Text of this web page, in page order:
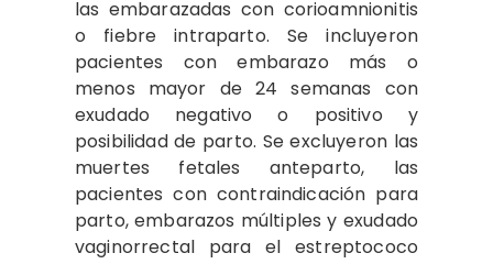
las embarazadas con corioamnionitis
o fiebre intraparto. Se incluyeron
pacientes con embarazo más o
menos mayor de 24 semanas con
exudado negativo o positivo y
posibilidad de parto. Se excluyeron las
muertes fetales anteparto, las
pacientes con contraindicación para
parto, embarazos múltiples y exudado
vaginorrectal para el estreptococo